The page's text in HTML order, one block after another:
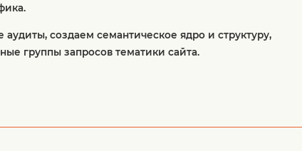
создаем семантическое ядро и структуру,
группы запросов тематики сайта.